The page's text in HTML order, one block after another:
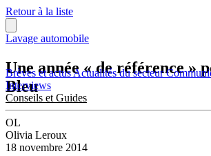
Brèves et actusActualités du secteur
Interviews
Conseils et Guides
Retour à la liste
Lavage automobile
Une année « de référence »
Bleu
OL
Olivia Leroux
18 novembre 2014